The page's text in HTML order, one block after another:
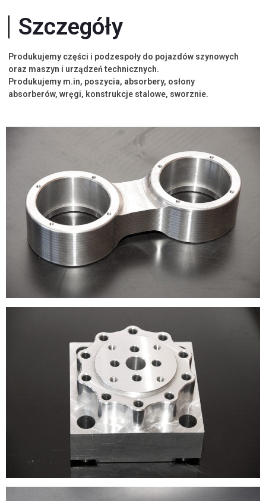
Szczegóły
Produkujemy części i podzespoły do pojazdów szynowych
oraz maszyn i urządzeń technicznych.
Produkujemy m.in, poszycia, absorbery, osłony
absorberów, wręgi, konstrukcje stalowe, sworznie.